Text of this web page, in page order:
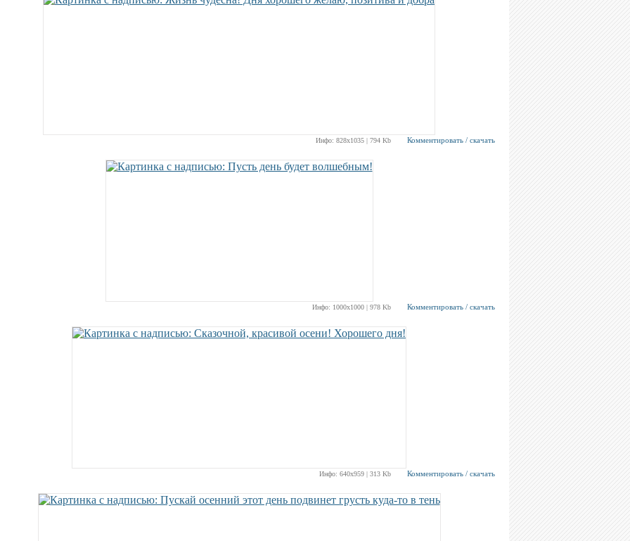
Инфо: 828х1035 | 794 Kb Комментировать / скачать
Инфо: 1000х1000 | 978 Kb Комментировать / скачать
Инфо: 640х959 | 313 Kb Комментировать / скачать